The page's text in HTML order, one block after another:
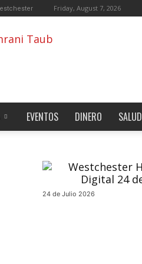
Friday, August 7, 2026
EVENTOS DINERO SALUD
24 de Julio 2026